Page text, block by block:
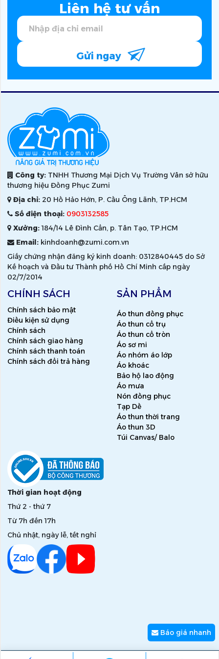
Liên hệ tư vấn
Gửi ngay
Công ty: TNHH Thương Mại Dịch Vụ Trường Vân sở hữu
thương hiệu Đồng Phục Zumi
Địa chỉ: 20 Hồ Hảo Hớn, P. Cầu Ông Lãnh, TP.HCM
Số điện thoại: 0903132585
Xưởng:184/14 Lê Đình Cẩn, p. Tân Tạo, TP.HCM
Email: kinhdoanh@zumi.com.vn
Giấy chứng nhận đăng ký kinh doanh: 0312840445 do Sở
Kế hoạch và Đầu tư Thành phố Hồ Chí Minh cấp ngày
02/7/2014
CHÍNH SÁCH
Chính sách bảo mật
Điều kiện sử dụng
Chính sách
Chính sách giao hàng
Chính sách thanh toán
Chính sách đổi trả hàng
SẢN PHẨM
Áo thun đồng phục
Áo thun cổ trụ
Áo thun cổ tròn
Áo sơ mi
Áo nhóm áo lớp
Áo khoác
Bảo hộ lao động
Áo mưa
Nón đồng phục
Tạp Dề
Áo thun thời trang
Áo thun 3D
Túi Canvas/ Balo
Thời gian hoạt động
Thứ 2 - thứ 7
Từ 7h đến 17h
Chủ nhật, ngày lễ, tết nghỉ
Báo giá nhanh